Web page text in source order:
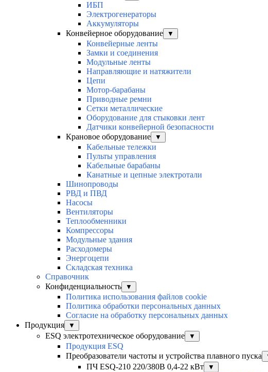
ИБП
Электрогенераторы
Аккумуляторы
Конвейерное оборудование
▼
Конвейерные ленты
Замки и соединения
Модульные ленты
Направляющие и натяжители
Цепи
Мотор-барабаны
Приводные ремни
Сетки металлические
Оборудование для стыковки лент
Датчики конвейерной безопасности
Крановое оборудование
▼
Кабельные тележки
Пульты управления
Кабельные барабаны
Канатные и цепные электротали
Шинопроводы
РВД и ПВД
Насосы
Вентиляторы
Теплообменники
Компрессоры
Модульные здания
Расходомеры
Энергоцепи
Складская техника
Справочник
Конфиденциальность
▼
Политика использования файлов cookie
Политика обработки персональных данных
Согласие на обработку персональных данных
Продукция
▼
ESQ электротехническое оборудование ▼
Продукция ESQ
Преобразователи частоты и устройства плавного пуска
ПЧ ESQ-210 220/380В 0,4-22 кВт ▼